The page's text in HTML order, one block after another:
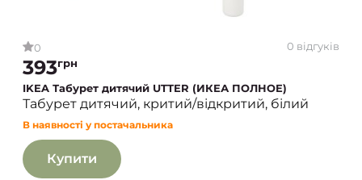
0 0 відгуків
393грн
IKEA Табурет дитячий UTTER (ИКЕА ПОЛНОЕ)
Табурет дитячий, критий/відкритий, білий
В наявності у постачальника
Купити